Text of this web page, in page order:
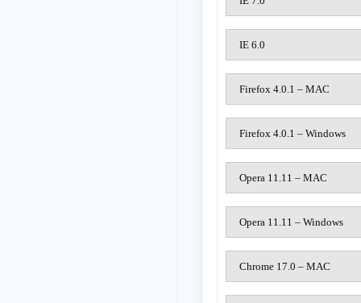
IE 6.0
Firefox 4.0.1 – MAC
Firefox 4.0.1 – Windows
Opera 11.11 – MAC
Opera 11.11 – Windows
Chrome 17.0 – MAC